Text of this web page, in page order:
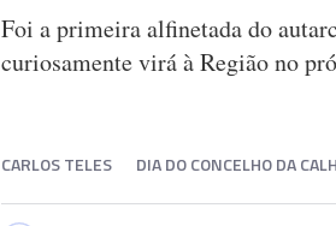
Foi a primeira alfinetada do
curiosamente virá à Região no
CARLOS TELES DIA DO CONCELHO DA